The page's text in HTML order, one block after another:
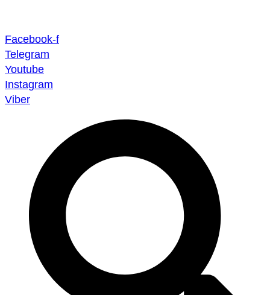
садржај
Facebook-f
Telegram
Youtube
Instagram
Viber